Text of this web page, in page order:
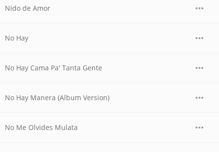
Nido de Amor
No Hay
No Hay Cama Pa' Tanta Gente
No Hay Manera (Album Version)
No Me Olvides Mulata